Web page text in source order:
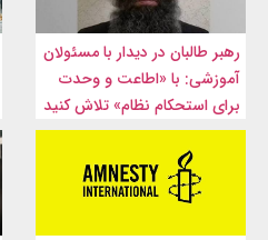
رهبر طالبان در دیدار با مسئولان
آموزشی: با «اطاعت و وحدت
برای استحکام نظام» تلاش کنید